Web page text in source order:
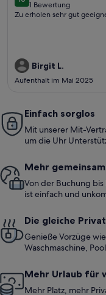
10 von 10
1 Bewertung
(1
bewertung)
Zu erholen sehr gut
Birgit L.
Aufenthalt im Mai 2025
Einfach sorglos
Mit unserer Mit-
um die Uhr
Mehr
Von der Buchung
ist einfach und
Die gleiche
Genieße Vorzüge
Waschmaschine,
Mehr Urlaub für
Mehr Platz, mehr